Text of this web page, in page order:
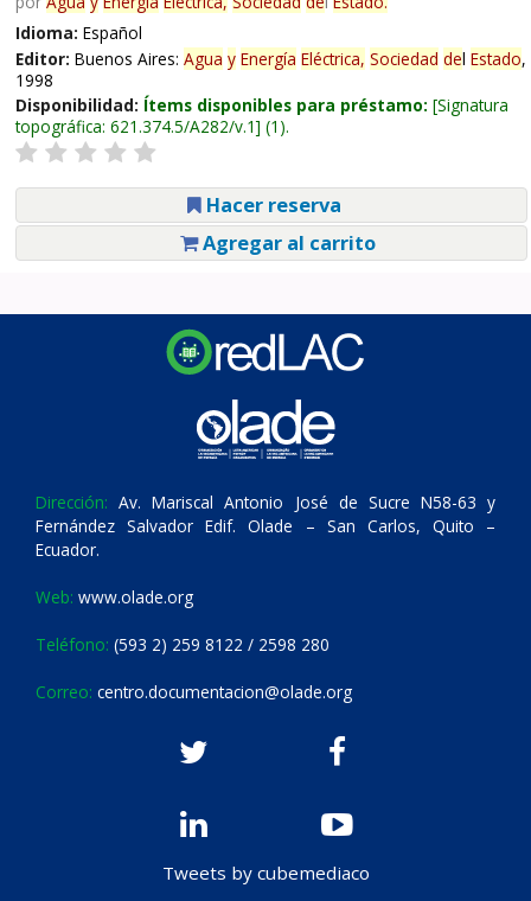
Idioma: Español
Editor: Buenos Aires: Agua y Energía Eléctrica, Sociedad del Estado,
1998
Disponibilidad: Ítems disponibles para préstamo: Signatura
topográfica: 621.374.5/A282/v.1 (1).
Hacer reserva
Agregar al carrito
Dirección: Av. Mariscal Antonio José de Sucre N58-63 y
Fernández Salvador Edif. Olade – San Carlos, Quito –
Ecuador.
Web: www.olade.org
Teléfono: (593 2) 259 8122 / 2598 280
Correo: centro.documentacion@olade.org
Tweets by cubemediaco